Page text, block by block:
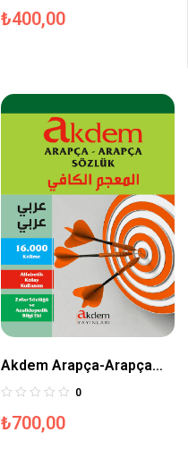
₺400,00
Akdem Arapça-Arapça
Sözlük
0
₺700,00